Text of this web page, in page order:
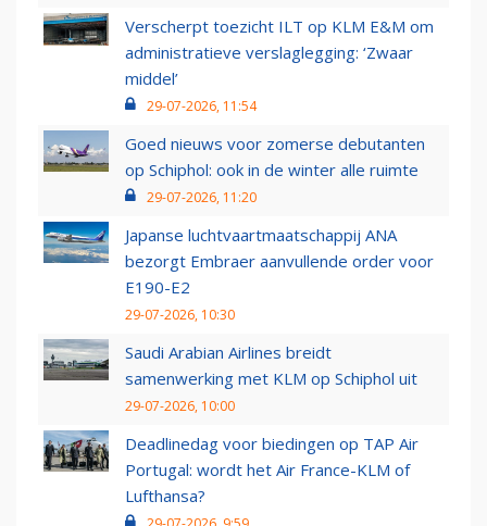
Verscherpt toezicht ILT op KLM E&M om
administratieve verslaglegging: ‘Zwaar
middel’
29-07-2026, 11:54
Goed nieuws voor zomerse debutanten
op Schiphol: ook in de winter alle ruimte
29-07-2026, 11:20
Japanse luchtvaartmaatschappij ANA
bezorgt Embraer aanvullende order voor
E190-E2
29-07-2026, 10:30
Saudi Arabian Airlines breidt
samenwerking met KLM op Schiphol uit
29-07-2026, 10:00
Deadlinedag voor biedingen op TAP Air
Portugal: wordt het Air France-KLM of
Lufthansa?